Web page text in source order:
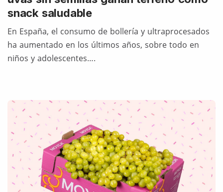
snack saludable
En España, el consumo de bollería y ultraprocesados
ha aumentado en los últimos años, sobre todo en
niños y adolescentes….